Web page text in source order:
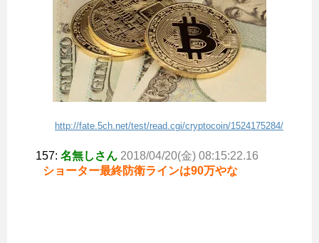
http://fate.5ch.net/test/read.cgi/cryptocoin/1524175284/
157: 名無しさん 2018/04/20(金) 08:15:22.16
ショーター最終防衛ラインは90万やな